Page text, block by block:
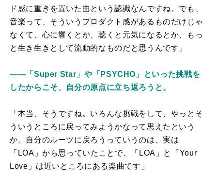
ド感に重きを置いた曲という認識なんですね。でも、
音楽って、そういうプロダクト感があるものだけじゃ
なくて、心に響くとか、聴くと元気になるとか、もっ
と生き生きとして流動的なものだと思うんです」
――「Super Star」や「PSYCHO」といった挑戦を
したからこそ、自分の原点に立ち返ろうと。
「本当、そうですね。いろんな挑戦をして、やっとそ
ういうところに戻ってみようかなって思えたという
か。自分のルーツに戻ろうっていうのは、実は
「LOA」から思っていたことで、「LOA」と「Your
Love」は近いところにある楽曲です」